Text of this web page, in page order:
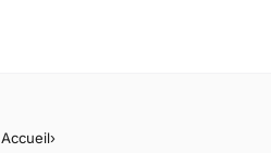
Accueil›